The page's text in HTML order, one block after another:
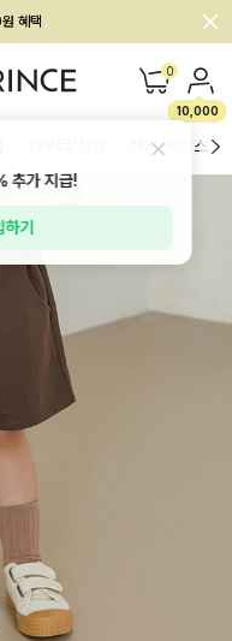
~60% 할인!
혜택 0
10,000
하의/레깅스
추가 지급!
기